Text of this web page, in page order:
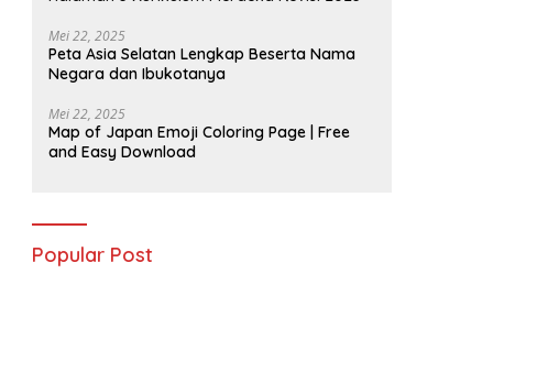
Mei 22, 2025
Peta Asia Selatan Lengkap Beserta Nama
Negara dan Ibukotanya
Mei 22, 2025
Map of Japan Emoji Coloring Page | Free
and Easy Download
Popular Post